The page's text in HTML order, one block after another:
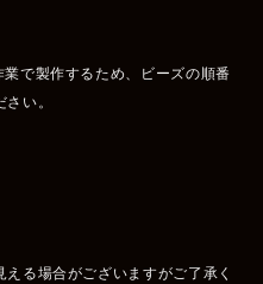
で製作するため、ビーズの順番
い。
る場合がございますがご了承く